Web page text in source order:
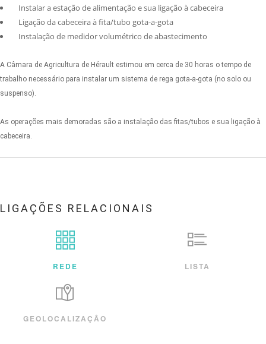
Instalar a estação de alimentação e sua ligação à cabeceira
Ligação da cabeceira à fita/tubo gota-a-gota
Instalação de medidor volumétrico de abastecimento
A Câmara de Agricultura de Hérault estimou em cerca de 30 horas o tempo de
trabalho necessário para instalar um sistema de rega gota-a-gota (no solo ou
suspenso).
As operações mais demoradas são a instalação das fitas/tubos e sua ligação à
cabeceira.
LIGAÇÕES RELACIONAIS
REDE LISTA
GEOLOCALIZAÇÃO